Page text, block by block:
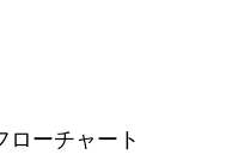
ローチャート